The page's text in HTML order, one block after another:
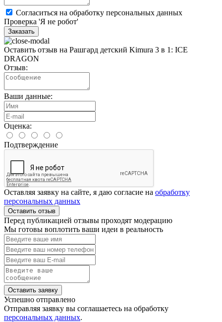
Cогласиться на обработку персональных данных
Проверка 'Я не робот'
Заказать
Оставить отзыв на Рашгард детский Kimura 3 в 1: ICE
DRAGON
Отзыв:
Ваши данные:
Оценка:
Подтверждение
Оставляя заявку на сайте, я даю согласие на обработку
персональных данных
Оставить отзыв
Перед публикацией отзывы проходят модерацию
Мы готовы воплотить ваши идеи в реальность
Оставить заявку
Успешно отправлено
Отправляя заявку вы соглашаетесь на обработку
персональных данных.